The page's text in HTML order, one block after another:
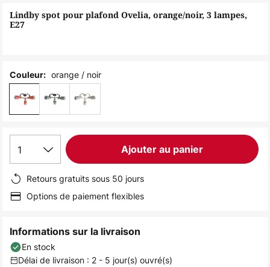
the
images
Lindby spot pour plafond Ovelia, orange/noir, 3 lampes,
E27
Couleur: orange / noir
1 Ajouter au panier
Retours gratuits sous 50 jours
Options de paiement flexibles
Informations sur la livraison
En stock
Délai de livraison : 2 - 5 jour(s) ouvré(s)